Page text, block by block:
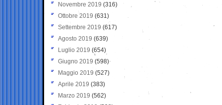
Novembre 2019 (316)
Ottobre 2019 (631)
Settembre 2019 (617)
Agosto 2019 (639)
Luglio 2019 (654)
Giugno 2019 (598)
Maggio 2019 (527)
Aprile 2019 (383)
Marzo 2019 (562)